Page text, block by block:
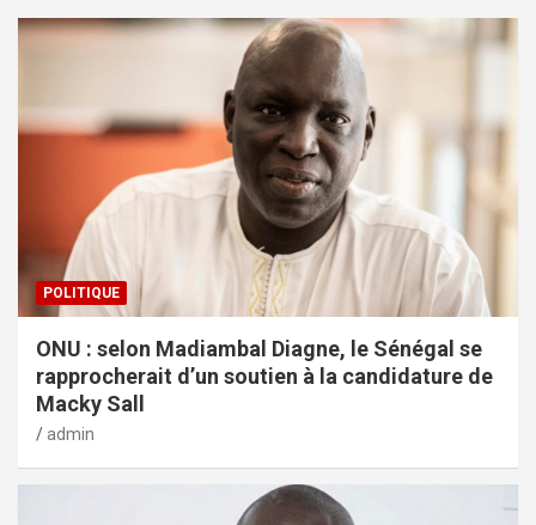
POLITIQUE
ONU : selon Madiambal Diagne, le Sénégal se
rapprocherait d’un soutien à la candidature de
Macky Sall
admin